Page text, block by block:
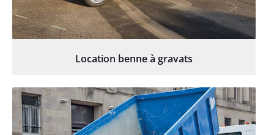
Location benne à gravats